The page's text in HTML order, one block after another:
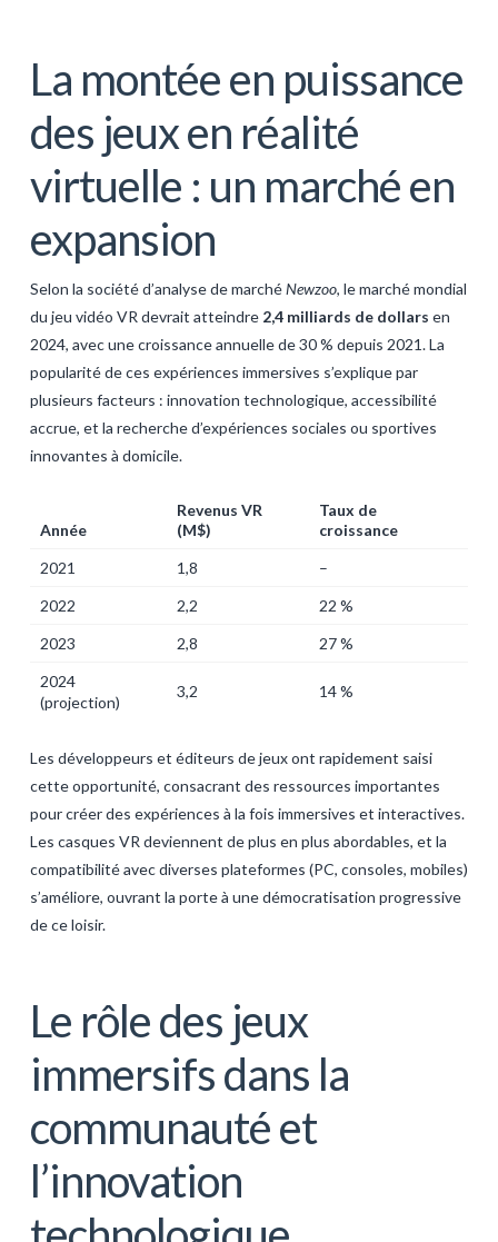
La montée en puissance
des jeux en réalité
virtuelle : un marché en
expansion
Selon la société d’analyse de marchéNewzoo, le marché mondial
du jeu vidéo VR devrait atteindre 2,4 milliards de dollars en
2024, avec une croissance annuelle de 30 % depuis 2021. La
popularité de ces expériences immersives s’explique par
plusieurs facteurs : innovation technologique, accessibilité
accrue, et la recherche d’expériences sociales ou sportives
innovantes à domicile.
Année
Revenus VR
(M$)
Taux de
croissance
2021
1,8
–
2022
2,2
22 %
2023
2,8
27 %
2024
(projection)
3,2 14 %
Les développeurs et éditeurs de jeux ont rapidement saisi
cette opportunité, consacrant des ressources importantes
pour créer des expériences à la fois immersives et interactives.
Les casques VR deviennent de plus en plus abordables, et la
compatibilité avec diverses plateformes (PC, consoles, mobiles)
s’améliore, ouvrant la porte à une démocratisation progressive
de ce loisir.
Le rôle des jeux
immersifs dans la
communauté et
l’innovation